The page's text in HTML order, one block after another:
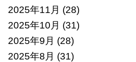
2025年11月 (28)
2025年10月 (31)
2025年9月 (28)
2025年8月 (31)